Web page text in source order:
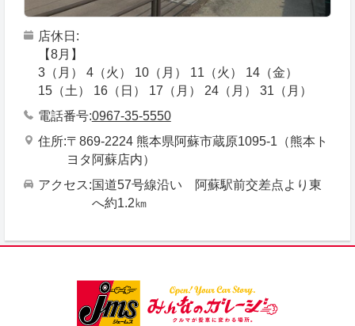
店休日
【8月】
3（月） 4（火） 10（月） 11（火） 14（金）
15（土） 16（日） 17（月） 24（月） 31（月）
電話番号 0967-35-5550
住所 〒869-2224 熊本県阿蘇市蔵原1095-1（熊本ト
ヨタ阿蘇店内）
アクセス 国道57号線沿い 阿蘇駅前交差点より東
へ約1.2㎞